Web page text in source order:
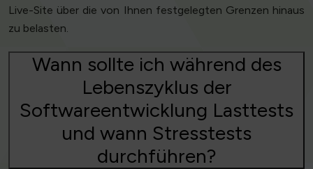
Live-Site über die von Ihnen festgelegten Grenzen hinaus
zu belasten.
Wann sollte ich während des
Lebenszyklus der
Softwareentwicklung Lasttests
und wann Stresstests
durchführen?